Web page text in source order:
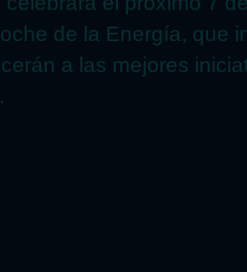
de la Energía, que
a las mejores